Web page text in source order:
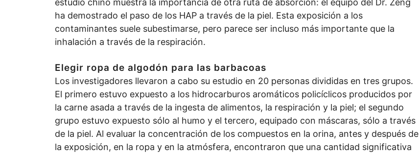
estudio chino muestra la importancia de otra ruta de absorción: el equipo del Dr. Zeng
ha demostrado el paso de los HAP a través de la piel. Esta exposición a los
contaminantes suele subestimarse, pero parece ser incluso más importante que la
inhalación a través de la respiración.
Elegir ropa de algodón para las barbacoas
Los investigadores llevaron a cabo su estudio en 20 personas divididas en tres grupos.
El primero estuvo expuesto a los hidrocarburos aromáticos policíclicos producidos por
la carne asada a través de la ingesta de alimentos, la respiración y la piel; el segundo
grupo estuvo expuesto sólo al humo y el tercero, equipado con máscaras, sólo a través
de la piel. Al evaluar la concentración de los compuestos en la orina, antes y después de
la exposición, en la ropa y en la atmósfera, encontraron que una cantidad significativa